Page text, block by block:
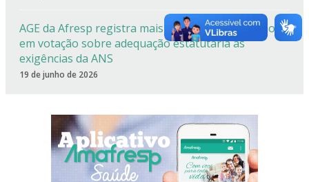
AGE da Afresp registra mais de 90% de aprovação
em votação sobre adequação estatutária às
exigências da ANS
19 de junho de 2026